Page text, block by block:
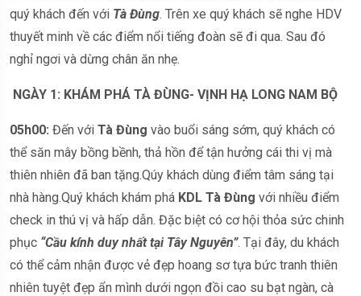
quý khách đến với Tà Đùng. Trên xe quý khách sẽ nghe HDV
thuyết minh về các điểm nổi tiếng đoàn sẽ đi qua. Sau đó
nghỉ ngơi và dừng chân ăn nhẹ.
NGÀY 1: KHÁM PHÁ TÀ ĐÙNG- VỊNH HẠ LONG NAM BỘ
05h00: Đến với Tà Đùng vào buổi sáng sớm, quý khách có
thể săn mây bồng bềnh, thả hồn để tận hưởng cái thi vị mà
thiên nhiên đã ban tặng.Qúy khách dùng điểm tâm sáng tại
nhà hàng.Quý khách khám phá KDL Tà Đùng với nhiều điểm
check in thú vị và hấp dẫn. Đặc biệt có cơ hội thỏa sức chinh
phục “Cầu kính duy nhất tại Tây Nguyên”. Tại đây, du khách
có thể cảm nhận được vẻ đẹp hoang sơ tựa bức tranh thiên
nhiên tuyệt đẹp ẩn mình dưới ngọn đồi cao su bạt ngàn, cà